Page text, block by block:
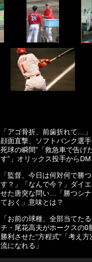
「アゴ骨折、前歯折れて…
顔面直撃、ソフトバンク選
死球の瞬間”「救急車で告げ
す”」オリックス投手からDM
「監督、今日は何対何で勝
す？」「なんで今？」ダイ
せた唐突な問い…「勝つシ
ておく」意味とは？
「お前の球種、全部当てた
チ・尾花高夫がホークスの0
勝利させた“方程式”「考え
流になれる」